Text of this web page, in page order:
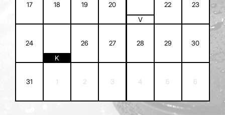
17 18 19 20
V
22 23
24
K
26 27 28 29 30
31 1 2 3 4 5 6